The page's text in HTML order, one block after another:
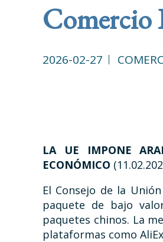
Comercio
2026-02-27
LA UE IMPONE
ECONÓMICO
El Consejo de la
paquete de bajo
paquetes chinos. La
plataformas como